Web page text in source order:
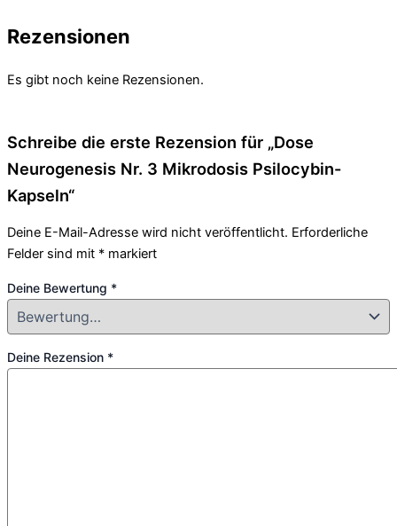
Rezensionen
Es gibt noch keine Rezensionen.
Schreibe die erste Rezension für „Dose
Neurogenesis Nr. 3 Mikrodosis Psilocybin-
Kapseln“
Deine E-Mail-Adresse wird nicht veröffentlicht. Erforderliche
Felder sind mit * markiert
Deine Bewertung *
Deine Rezension *